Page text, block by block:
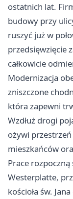
ostatnich lat.
budowy przy
ruszyć już w
przedsięwzięcie
całkowicie
Modernizacja
zniszczone
która zapewni
Wzdłuż drogi
ożywi
mieszkańców
Prace
Westerplatte,
kościoła św.